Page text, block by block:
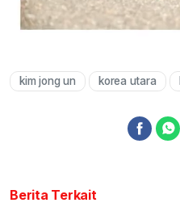
kim jong un korea utara
Berita Terkait